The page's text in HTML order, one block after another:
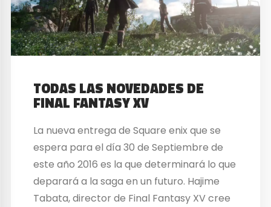
TODAS LAS NOVEDADES DE
FINAL FANTASY XV
La nueva entrega de Square enix que se
espera para el día 30 de Septiembre de
este año 2016 es la que determinará lo que
deparará a la saga en un futuro. Hajime
Tabata, director de Final Fantasy XV cree